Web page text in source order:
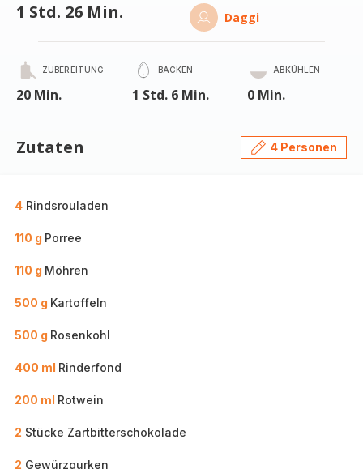
1 Std. 26 Min. Daggi
ZUBEREITUNG
20 Min.
BACKEN
1 Std. 6 Min.
ABKÜHLEN
0 Min.
Zutaten 4 Personen
4 Rindsrouladen
110 g Porree
110 g Möhren
500 g Kartoffeln
500 g Rosenkohl
400 ml Rinderfond
200 ml Rotwein
2 Stücke Zartbitterschokolade
2 Gewürzgurken